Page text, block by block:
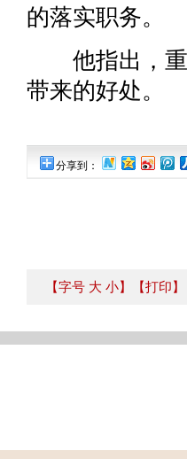
的落实职务。
他指出，重
带来的好处。
分享到：
【字号 大 小】 【打印】